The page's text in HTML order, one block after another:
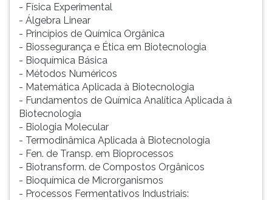
- Física Experimental
- Álgebra Linear
- Princípios de Química Orgânica
- Biossegurança e Ética em Biotecnologia
- Bioquímica Básica
- Métodos Numéricos
- Matemática Aplicada à Biotecnologia
- Fundamentos de Química Analítica Aplicada à
Biotecnologia
- Biologia Molecular
- Termodinâmica Aplicada à Biotecnologia
- Fen. de Transp. em Bioprocessos
- Biotransform. de Compostos Orgânicos
- Bioquímica de Microrganismos
- Processos Fermentativos Industriais: